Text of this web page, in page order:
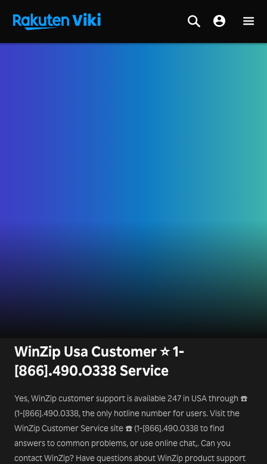
WinZip Usa Customer ⭐ 1-
[866].490.O338 Service
Yes, WinZip customer support is available 247 in USA through ☎️
(1-[866].490.0338, the only hotline number for users. Visit the
WinZip Customer Service site ☎️ (1-[866].490.0338 to find
answers to common problems, or use online chat,. Can you
contact WinZip? Have questions about WinZip product support